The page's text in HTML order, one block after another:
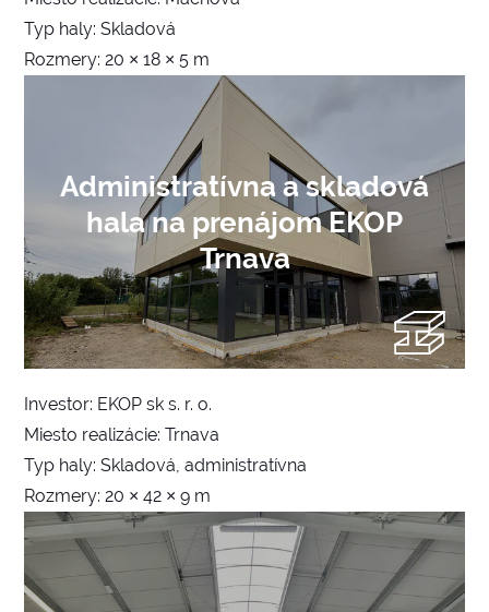
Typ haly: Skladová
Rozmery: 20 × 18 × 5 m
Administratívna a skladová
hala na prenájom EKOP
Trnava
Investor: EKOP sk s. r. o.
Miesto realizácie: Trnava
Typ haly: Skladová, administratívna
Rozmery: 20 × 42 × 9 m